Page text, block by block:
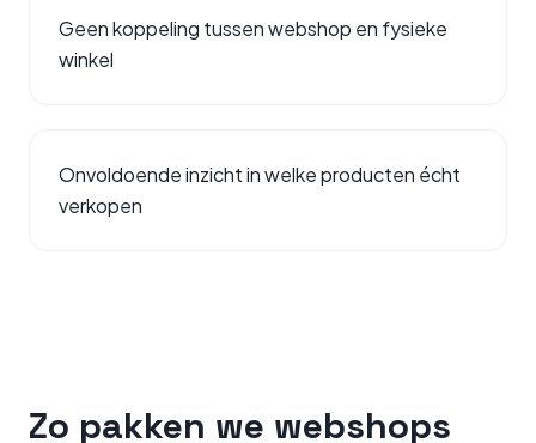
Geen koppeling tussen webshop en fysieke
winkel
Onvoldoende inzicht in welke producten écht
verkopen
Zo pakken we webshops